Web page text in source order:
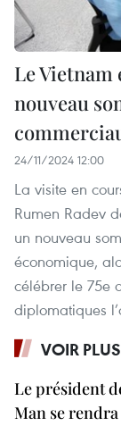
Le Vietnam
nouveau
24/11/2024 12:00
La visite en
Rumen Radev
un nouveau
économique,
célébrer le 75e
diplomatiques
VOIR PLUS
Le président
Man se